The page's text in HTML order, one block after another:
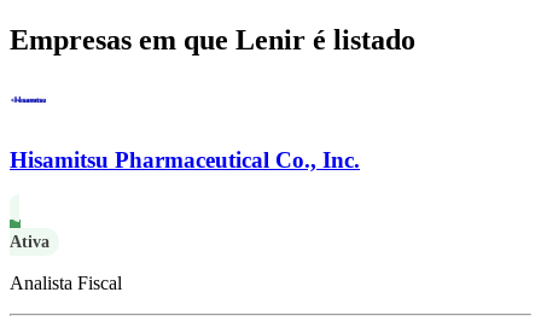
Empresas em que Lenir é listado
Hisamitsu Pharmaceutical Co., Inc.
Ativa
Analista Fiscal